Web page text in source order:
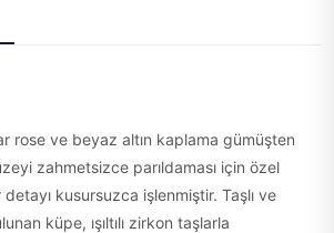
rose ve beyaz altın kaplama gümüşten
zahmetsizce parıldaması için özel
kusursuzca işlenmiştir. Taşlı ve
küpe, ışıltılı zirkon taşlarla